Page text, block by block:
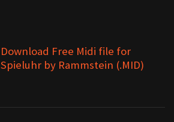
Download Free Midi file for
Spieluhr by Rammstein (.MID)